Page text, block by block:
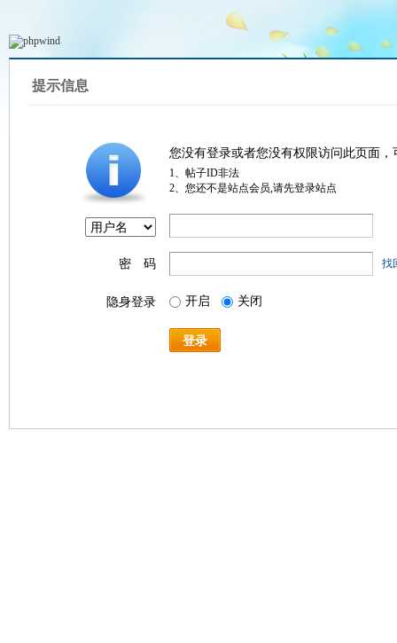
提示信息
您没有登录或者您没有权限访问此页面
1、帖子ID非法
2、您还不是站点会员,请先登录站点
密 码 找
隐身登录 开启 关闭
登录